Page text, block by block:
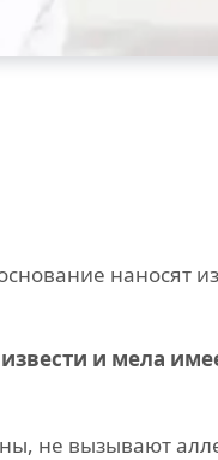
наносят
и мела
не вызывают